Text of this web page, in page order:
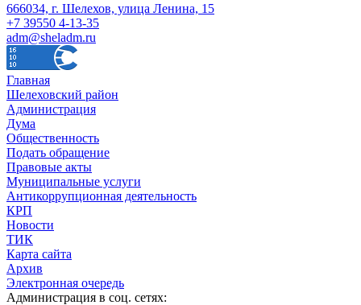
666034, г. Шелехов, улица Ленина, 15
+7 39550 4-13-35
adm@sheladm.ru
Главная
Шелеховский район
Администрация
Дума
Общественность
Подать обращение
Правовые акты
Муниципальные услуги
Антикоррупционная деятельность
КРП
Новости
ТИК
Карта сайта
Архив
Электронная очередь
Администрация в соц. сетях: